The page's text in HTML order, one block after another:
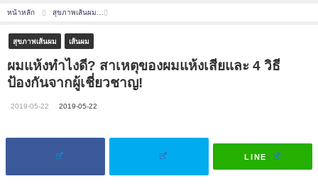
หน้าหลัก สุขภาพเส้นผม
สุขภาพเส้นผม เส้นผม
ผมแห้งทำไงดี? สาเหตุของผมแห้งเสียและ 4 วิธี
ป้องกันจากผู้เชี่ยวชาญ!
2019-05-22 2019-05-22
LINE